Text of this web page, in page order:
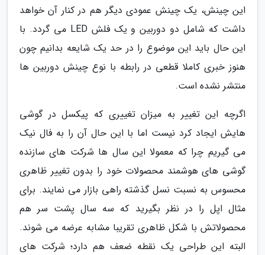
این چینش، یک چینش عمودی دیگر هم در کنار آن خواهد
داشت که شامل دو دوربین و یک فلش LED می گردد. با
این حال باید این موضوع را در حد یک شایعه بدانیم چون
هنوز خبری کاملا قطعی در رابطه با نوع چینش دوربین ها
منتشر نشده است.
اگرچه این تغییر به میزان تغییری که پیکسل در گوشی
هایش ایجاد کرد نیست اما با این حال آن را به فال نیک
می گیریم چرا که معمولا این سال ها شرکت های سازنده
گوشی های هوشمند محصولات خود را بدون تغییر ظاهری
محسوس به نسبت نسل گذشته راهی بازار می نمایند. برای
مثال اپل را در نظر بگیرید که سه سال پشت سر هم
محصولاتش با شکل ظاهری تقریبا مشابه عرضه می شوند.
البته این طراحی یک نقطه ضعف هم دارد؛ شرکت های